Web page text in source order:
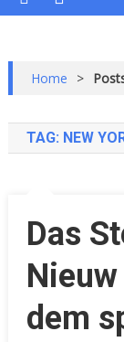
Home >
TAG: NEW
Das
dem